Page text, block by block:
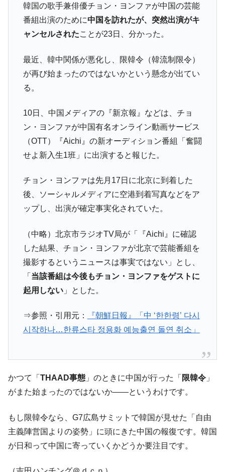
『Money1』
韓国･李在明「青年層の雇用状況が悪い。せ
や、若者に起業させよう」⇒ どんな雇用対策だソレ。
『Money1』
【韓国の外貨準備】2026年07月は4,279億ド
『Money1』
韓国「ここは北朝鮮なのか。選管がサーバ
ーにウソのデータを入力したのは明白だ」
『Money1』
『Money1』
韓国は「中国と同じく」投資に不適格な国
だ。
『Money1』
『韓国銀行』が「金の保有量を増やしま
す」⇒「金を経由するドル入手」手段ではないのか？
ル」まで拡大 ⇒ 海外資金の動きに強く左右される状態
『Money1』
韓国･帰ってきた李在明。李在明を支持しな
い「50.5％」に上昇
た ⇒ 国家が行った恐るべき株価操作であり、空前の国政壟
『Money1』
韓国･警察職員が「丸刈りになって抗議活
『Money1』
中国だけが鉄鋼輸出を異常増加させる ⇒ 中
『Money1』
韓国製造業「半導体絶好調」のウラで他業
種は全般的「不調」⇒ PSIが示す現況は決して良くない。
ン』1人当たり賠償10万ウォンを認定 ⇒ 総額3兆7,000億
『Money1』 韓国で猛暑。南東部では干ばつ
『Money1』
韓国型イージス搭載の次世代駆逐艦
『Money1』
【対日本円】ウォン安が急進！ 日米の協調
に韓国がいっちょがみしたのでは。
『Money1』
韓国政府『BYD』車への補助金を全廃 ⇒ 実
韓国の歌手兼俳優チョン・ヨンファが中国の芸能
番組出演のために中国を訪れたが、突然出演がキ
ャンセルされたことが23日、分かった。
最近、韓中関係が悪化し、限韓令（韓流制限令）
が再び始まったのではないかという懸念が出てい
る。
10日、中国メディアの『新京報』などは、チョ
ン・ヨンファが中国有名オンライン動画サービス
（OTT）『Aichi』の新オーディション番組「奮闘
せよ新入生1班」に出演すると報じた。
チョン・ヨンファは先月17日に北京に到着した
後、ソーシャルメディアに空港到着写真などをア
ップし、出演が確定事実化されていた。
（中略）北京市ラジオTV局が「『Aichi』に確認
した結果、チョン・ヨンファが北京で芸能番組を
撮影するというニュースは事実ではない」とし、
「 当該番組は今後もチョン・ヨンファをゲストに
起用しない」とした。
⇒参照・引用元：
『朝鮮日報』「中 ‘한한령’ 다시
시작하나…한류스타 정용화 예능출연 돌연 취소」
かつて「 THAAD事態 」のときに中国が行った「 限韓令 」
がまた始まったのではないか――というわけです。
もし限韓令なら、G7広島サミットで韓国が見せた「自由
主義陣営国よりの姿勢」に頭にきた中国の報復です。韓国
が日和って中国に寄っていくかどうか要注目です。